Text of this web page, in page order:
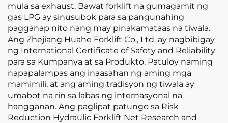
mula sa exhaust. Bawat forklift na gumagamit ng
gas LPG ay sinusubok para sa pangunahing
pagganap nito nang may pinakamataas na tiwala.
Ang Zhejiang Huahe Forklift Co., Ltd. ay nagbibigay
ng International Certificate of Safety and Reliability
para sa Kumpanya at sa Produkto. Patuloy naming
napapalampas ang inaasahan ng aming mga
mamimili, at ang aming tradisyon ng tiwala ay
umabot na rin sa labas ng internasyonal na
hangganan. Ang paglipat patungo sa Risk
Reduction Hydraulic Forklift Net Research and